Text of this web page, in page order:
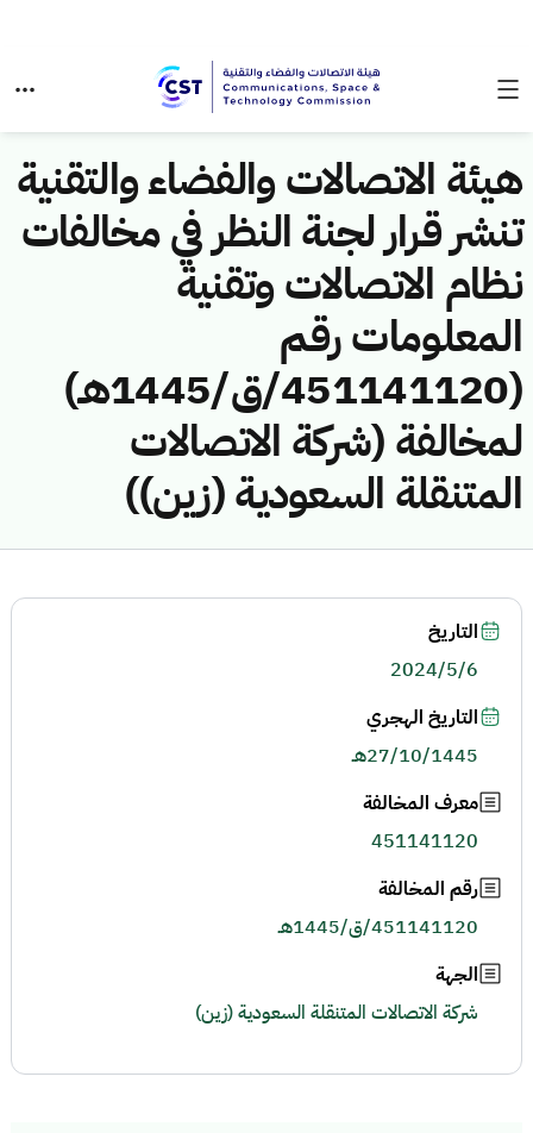
هيئة الاتصالات والفضاء والتقنية
تنشر قرار لجنة النظر في مخالفات
نظام الاتصالات وتقنية
المعلومات رقم
(451141120/ق/1445هـ)
لمخالفة (شركة الاتصالات
المتنقلة السعودية (زين))
التاريخ
2024/5/6
التاريخ الهجري
27/10/1445هـ
معرف المخالفة
451141120
رقم المخالفة
451141120/ق/1445هـ
الجهة
شركة الاتصالات المتنقلة السعودية (زين)